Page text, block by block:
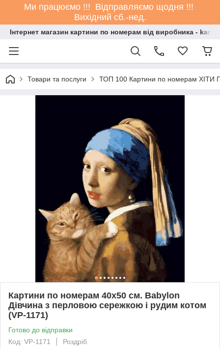
Ми працюємо !!! Відправляємо щодня !!!
Вихідний сб.-нед.
Інтернет магазин картини по номерам від виробника -
Товари та послуги ТОП 100 Картини по номерам ХІТИ
Картини по номерам 40х50 см. Babylon
Дівчина з перловою сережкою і рудим котом
(VP-1171)
Готово до відправки
Код: VP-1171
Роздріб